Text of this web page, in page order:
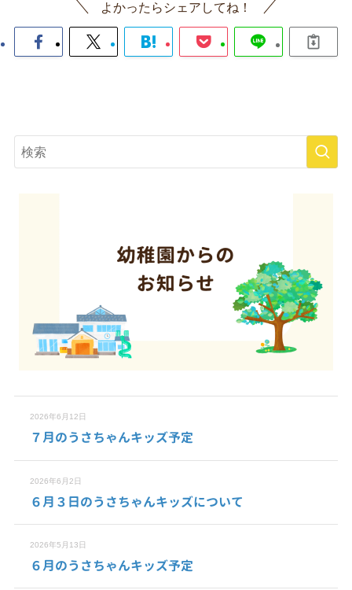
よかったらシェアしてね！
2026年6月12日
７月のうさちゃんキッズ予定
2026年6月2日
６月３日のうさちゃんキッズについて
2026年5月13日
６月のうさちゃんキッズ予定